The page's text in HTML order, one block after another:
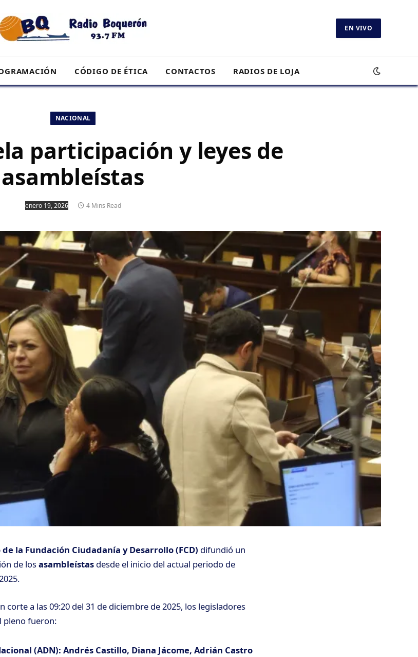
EN VIVO
CÓDIGO DE ÉTICA CONTACTOS RADIOS DE LOJA
NACIONAL
participación y leyes de
asambleístas
enero 19, 2026 4 Mins Read
la Fundación Ciudadanía y Desarrollo (FCD) difundió un
de losasambleístas desde el inicio del actual periodo de
.
corte a las 09:20 del 31 de diciembre de 2025, los legisladores
pleno fueron:
(ADN): Andrés Castillo, Diana Jácome, Adrián Castro